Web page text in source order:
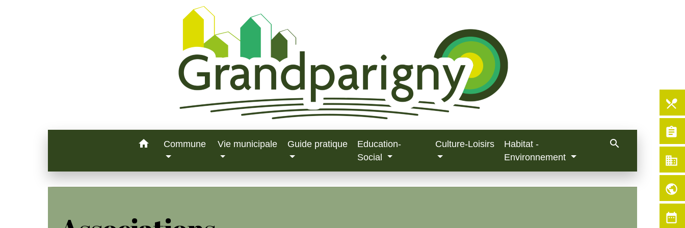
home Commune Vie municipale Guide pratique
Education-
Social
Culture-Loisirs
Habitat -
Environnement
search
local_dining
assignment
business
public
date_range